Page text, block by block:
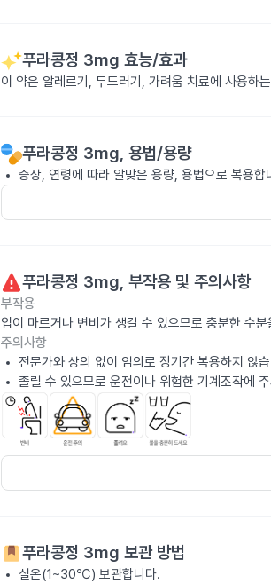
푸라콩정 3mg 효능/효과
이 약은 알레르기, 두드러기, 가려움 치료에 사용하
푸라콩정 3mg, 용법/용량
증상, 연령에 따라 알맞은 용량, 용법으로 복용합
푸라콩정 3mg, 부작용 및 주의사항
부작용
입이 마르거나 변비가 생길 수 있으므로 충분한 수
주의사항
전문가와 상의 없이 임의로 장기간 복용하지 않
졸릴 수 있으므로 운전이나 위험한 기계조작에
푸라콩정 3mg 보관 방법
실온(1~30℃) 보관합니다.